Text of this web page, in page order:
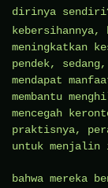
dirinya
kebersihannya,
meningkatkan
pendek,
mendapat
membantu
mencegah
praktisnya,
untuk menjalin
bahwa mereka